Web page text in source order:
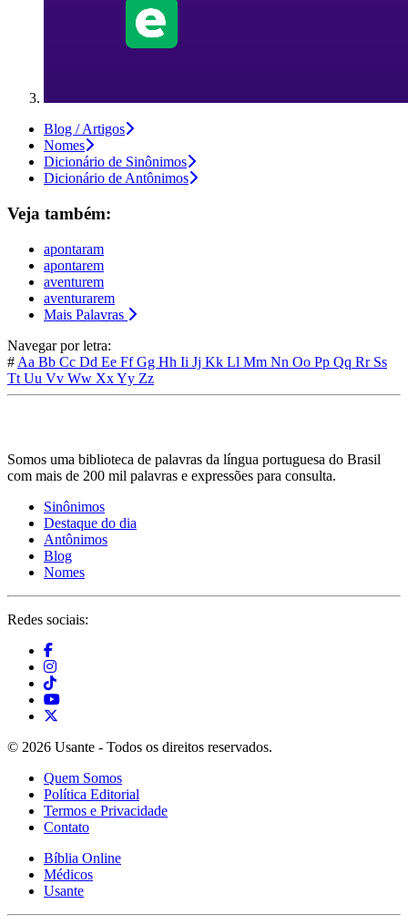
Blog / Artigos
Nomes
Dicionário de Sinônimos
Dicionário de Antônimos
Veja também:
apontaram
apontarem
aventurem
aventurarem
Mais Palavras
Navegar por letra:
# Aa Bb Cc Dd Ee FfGg Hh Ii Jj Kk Ll Mm Nn Oo Pp Qq Rr Ss
Tt Uu Vv Ww XxYy Zz
Somos uma biblioteca de palavras da língua portuguesa do Brasil
com mais de 200 mil palavras e expressões para consulta.
Sinônimos
Destaque do dia
Antônimos
Blog
Nomes
Redes sociais:
© 2026 Usante - Todos os direitos reservados.
Quem Somos
Política Editorial
Termos e Privacidade
Contato
Bíblia Online
Médicos
Usante